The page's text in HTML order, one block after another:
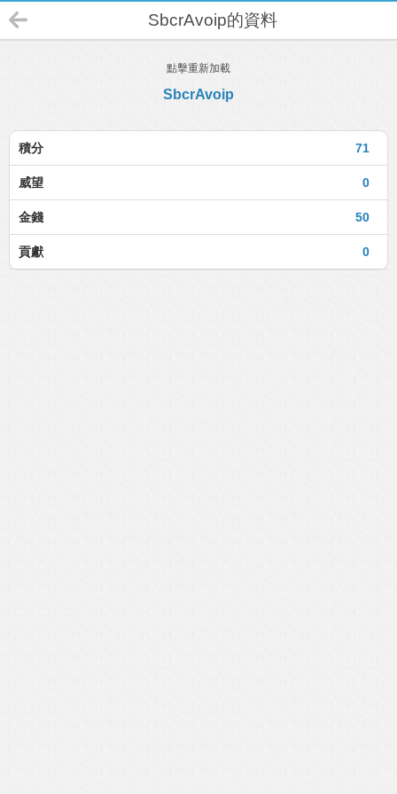
SbcrAvoip的資料
點擊重新加載
SbcrAvoip
71
積分
0
威望
50
金錢
0
貢獻